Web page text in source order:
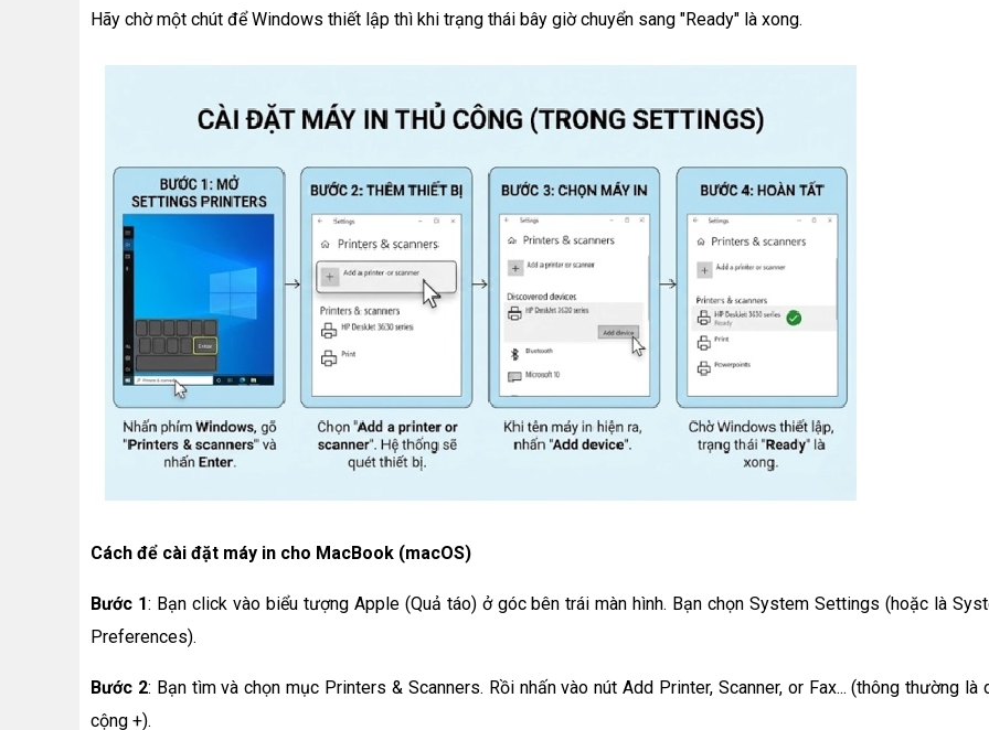
Hãy chờ một chút để Windows thiết lập thì khi trạng thái bây giờ chuyển sang "Ready" là xong.
Cách để cài đặt máy in cho MacBook (macOS)
Bước 1: Bạn click vào biểu tượng Apple (Quả táo) ở góc bên trái màn hình. Bạn chọn System Settings (hoặc là
Preferences).
Bước 2: Bạn tìm và chọn mục Printers & Scanners. Rồi nhấn vào nút Add Printer, Scanner, or Fax... (thông thường là
cộng +).